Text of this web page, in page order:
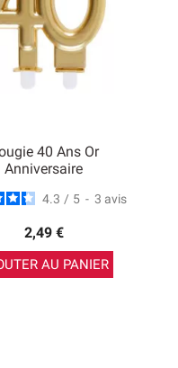
40 Ans Or
Anniversaire
4.3 / 5 - 3 avis
2,49 €
AU PANIER